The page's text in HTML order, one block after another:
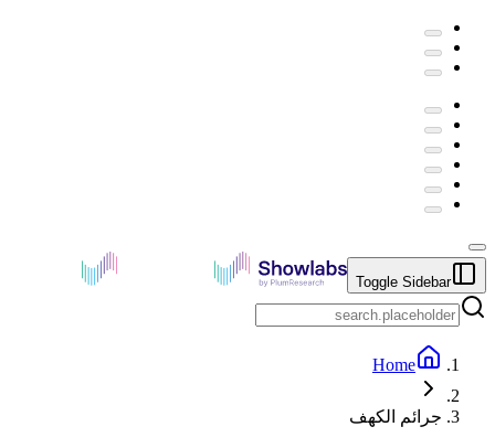
Toggle Sidebar
Home
جرائم الكهف